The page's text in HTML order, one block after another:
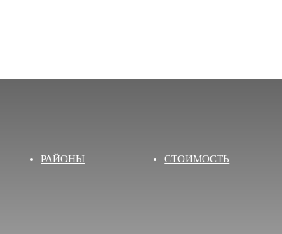
РАЙОНЫ СТОИМОСТЬ